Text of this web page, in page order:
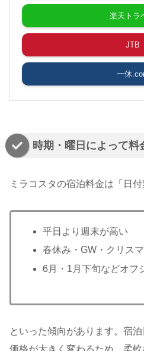
楽天トラ
JTB
一休
時期・曜日によって料
ミラコスタの宿泊料金は「日
平日より週末が高い
春休み・GW・クリス
6月・1月下旬などオフ
といった傾向があります。宿